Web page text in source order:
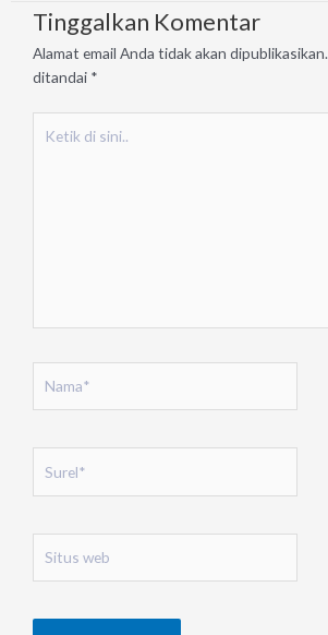
Tinggalkan Komentar
Alamat email Anda tidak akan dipublikasikan.
ditandai *
web